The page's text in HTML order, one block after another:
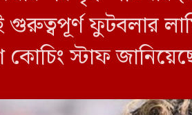
গুরুত্বপূর্ণ ফুটবলার
স্টাফ